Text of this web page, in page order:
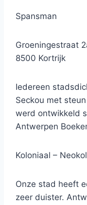
Spansman
Groeningestraat
8500 Kortrijk
Iedereen
Seckou met
werd ontwikkeld
Antwerpen
Koloniaal –
Onze stad heeft
zeer duister.